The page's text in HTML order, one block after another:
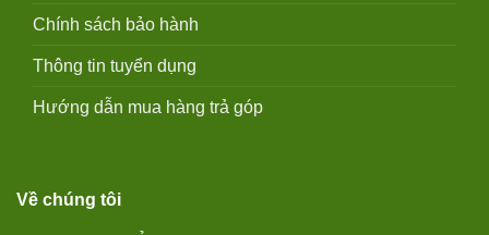
Chính sách bảo hành
Thông tin tuyển dụng
Hướng dẫn mua hàng trả góp
Về chúng tôi